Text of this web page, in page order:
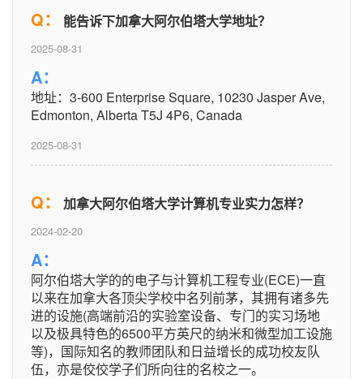
Q： 能告诉下加拿大阿尔伯塔大学地址？
2025-08-31
A：
地址：3-600 Enterprise Square, 10230 Jasper Ave,
Edmonton, Alberta T5J 4P6, Canada
2025-08-31
Q： 加拿大阿尔伯塔大学计算机专业实力怎样？
2024-02-20
A：
阿尔伯塔大学的的电子与计算机工程专业(ECE)一直
以来在加拿大各顶尖学校中名列前茅，其拥有诸多先
进的设施(高端前沿的实验室设备、专门的实习场地
以及极具特色的6500平方英尺的纳米和微型加工设施
等)，国际知名的教师团队和日益增长的成功校友队
伍，亦是佼佼学子们所向往的名校之一。